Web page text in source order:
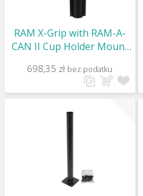
RAM X-Grip with RAM-A-
CAN II Cup Holder Mount
299-3-UN9U
698,35 zł bez podatku